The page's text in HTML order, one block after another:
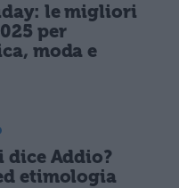
le migliori
per
moda e
dice Addio?
etimologia